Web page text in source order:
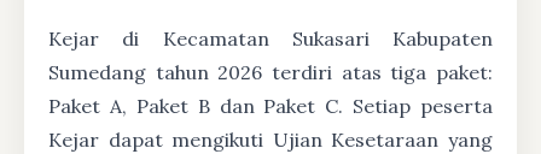
Kejar di Kecamatan Sukasari Kabupaten
Sumedang tahun 2026 terdiri atas tiga paket:
Paket A, Paket B dan Paket C. Setiap peserta
Kejar dapat mengikuti Ujian Kesetaraan yang